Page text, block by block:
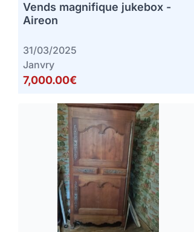
Vends magnifique jukebox -
Aireon
31/03/2025
Janvry
7,000.00€